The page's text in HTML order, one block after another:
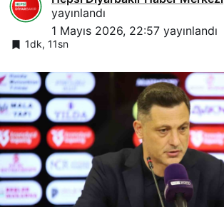
yayınlandı
1 Mayıs 2026, 22:57 yayınlandı
1dk, 11sn